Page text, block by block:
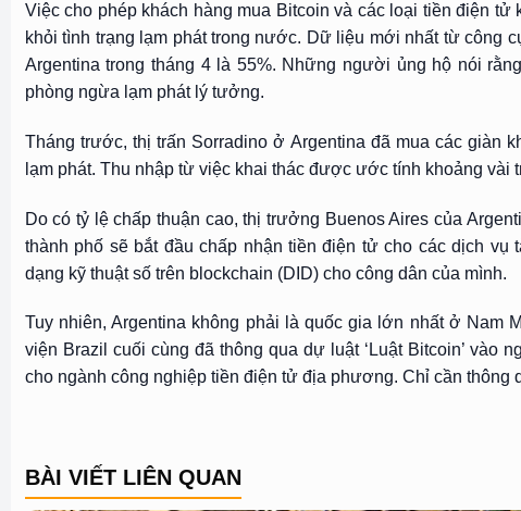
Việc cho phép khách hàng mua Bitcoin và các loại tiền điện
khỏi tình trạng lạm phát trong nước. Dữ liệu mới nhất từ ​​công
Argentina trong tháng 4 là 55%. Những người ủng hộ nói rằng
phòng ngừa lạm phát lý tưởng.
Tháng trước, thị trấn Sorradino ở Argentina đã mua các giàn
lạm phát. Thu nhập từ việc khai thác được ước tính khoảng vài
Do có tỷ lệ chấp thuận cao, thị trưởng Buenos Aires của
thành phố sẽ bắt đầu chấp nhận tiền điện tử cho các dịch
dạng kỹ thuật số trên blockchain (DID) cho công dân của mình.
Tuy nhiên, Argentina không phải là quốc gia lớn nhất ở
viện Brazil cuối cùng đã thông qua dự luật ‘Luật Bitcoin’ vào
cho ngành công nghiệp tiền điện tử địa phương. Chỉ cần
BÀI VIẾT LIÊN QUAN